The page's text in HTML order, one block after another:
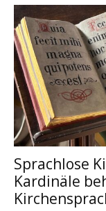
Sprachlose
Kardinäle